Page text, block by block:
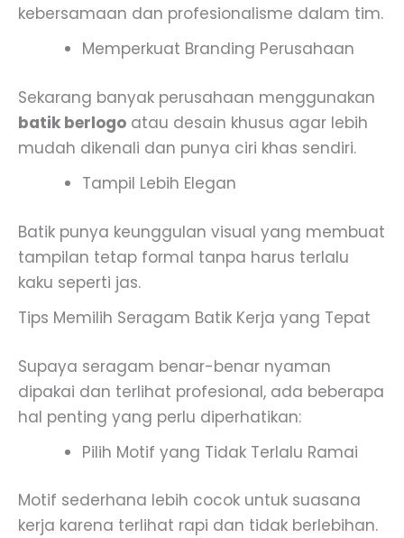
kebersamaan dan profesionalisme dalam tim.
Memperkuat Branding Perusahaan
Sekarang banyak perusahaan menggunakan
batik berlogo atau desain khusus agar lebih
mudah dikenali dan punya ciri khas sendiri.
Tampil Lebih Elegan
Batik punya keunggulan visual yang membuat
tampilan tetap formal tanpa harus terlalu
kaku seperti jas.
Tips Memilih Seragam Batik Kerja yang Tepat
Supaya seragam benar-benar nyaman
dipakai dan terlihat profesional, ada beberapa
hal penting yang perlu diperhatikan:
Pilih Motif yang Tidak Terlalu Ramai
Motif sederhana lebih cocok untuk suasana
kerja karena terlihat rapi dan tidak berlebihan.